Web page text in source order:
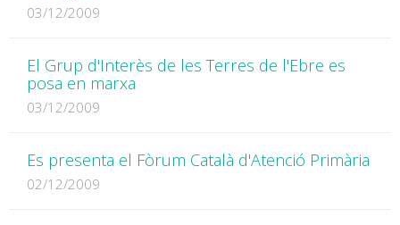
03/12/2009
El Grup d'Interès de les Terres de l'Ebre es
posa en marxa
03/12/2009
Es presenta el Fòrum Català d'Atenció Primària
02/12/2009